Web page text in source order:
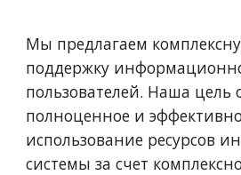
Мы предлагаем
поддержку
пользователей. Наша цель
полноценное и
использование ресурсов
системы за счет